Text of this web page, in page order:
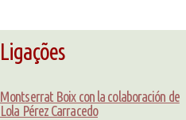
Ligações
Montserrat Boix con la colaboración de
Lola Pérez Carracedo